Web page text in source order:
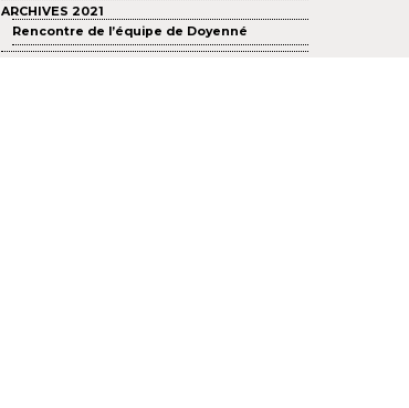
ARCHIVES 2021
Rencontre de l’équipe de Doyenné